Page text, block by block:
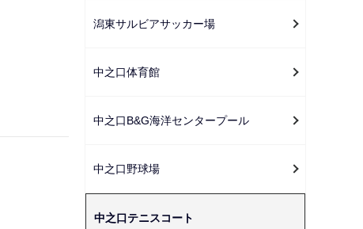
潟東サルビアサッカー場
中之口体育館
中之口B&G海洋センタープール
中之口野球場
中之口テニスコート